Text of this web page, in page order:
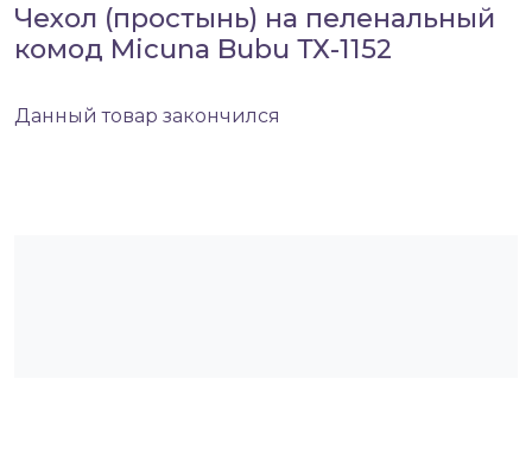
Чехол (простынь) на пеленальный
комод Micuna Bubu ТХ-1152
Данный товар закончился